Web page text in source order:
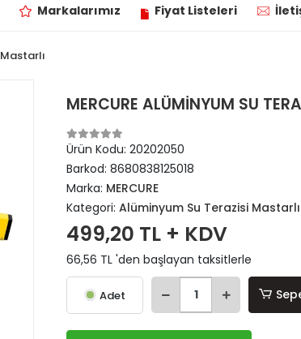
Markalarımız Fiyat Listeleri
MERCURE ALÜMİNYUM SU
Ürün Kodu:20202050
Barkod:8680838125018
Marka: MERCURE
Kategori:Alüminyum Su Terazisi Mastarlı
499,20 TL + KDV
66,56 TL 'den başlayan taksitlerle
Adet